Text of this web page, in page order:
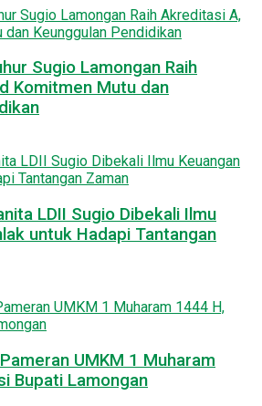
Sugio Lamongan Raih
Komitmen Mutu dan
LDII Sugio Dibekali Ilmu
untuk Hadapi Tantangan
UMKM 1 Muharam
Bupati Lamongan